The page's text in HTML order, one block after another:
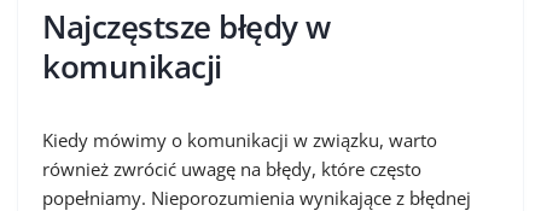
Najczęstsze błędy w
komunikacji
Kiedy mówimy o komunikacji w związku, warto
również zwrócić uwagę na błędy, które często
popełniamy. Nieporozumienia wynikające z błędnej